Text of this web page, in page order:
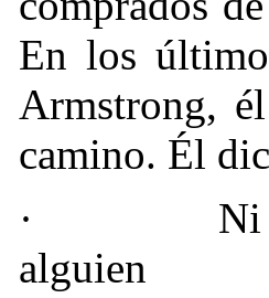
En los
Armstrong,
camino. Él
·
Ni
alguien